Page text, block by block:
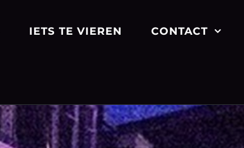
IETS TE VIEREN CONTACT